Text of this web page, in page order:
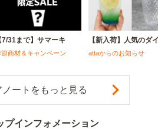
7/31まで】サマーキ
節商材＆キャンペーン
【新入荷】人気のダ
attaからのお知らせ
ノートをもっと見る
プインフォメーション